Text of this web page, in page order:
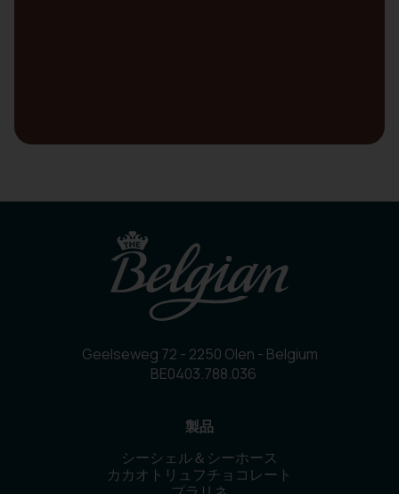
Geelseweg 72 - 2250 Olen - Belgium
BE0403.788.036
製品
シーシェル＆シーホース
カカオトリュフチョコレート